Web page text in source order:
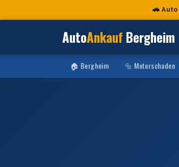
🚗
AutoAnkauf Bergheim
🏠 Bergheim 🔩 Motorschaden